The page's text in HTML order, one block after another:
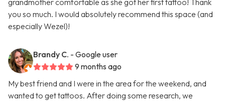
grandmother comfortable as she got her first tattoo! Thank
you so much. I would absolutely recommend this space (and
especially Wezel)!
Brandy C. - Google user
9 months ago
My best friend and I were in the area for the weekend, and
wanted to get tattoos. After doing some research, we